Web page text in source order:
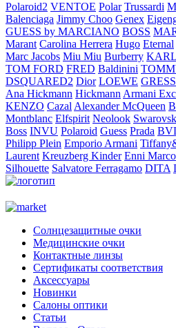
Polaroid2 VENTOE Polar Trussardi
Balenciaga Jimmy Choo Genex
GUESS by MARCIANO BOSS
Marant Carolina Herrera Hugo Eternal
Marc Jacobs Miu Miu Burberry
TOM FORD FRED Baldinini
DSQUARED2 Dior LOEWE
Ana Hickmann Hickmann Armani
KENZO Cazal Alexander McQueen
Montblanc Elfspirit Neolook
Boss INVU Polaroid Guess Prada
Philipp Plein Emporio Armani
Laurent Kreuzberg Kinder Enni Marco
Silhouette Salvatore Ferragamo DITA
Солнцезащитные очки
Медицинские очки
Контактные линзы
Сертификаты соответствия
Аксессуары
Новинки
Салоны оптики
Статьи